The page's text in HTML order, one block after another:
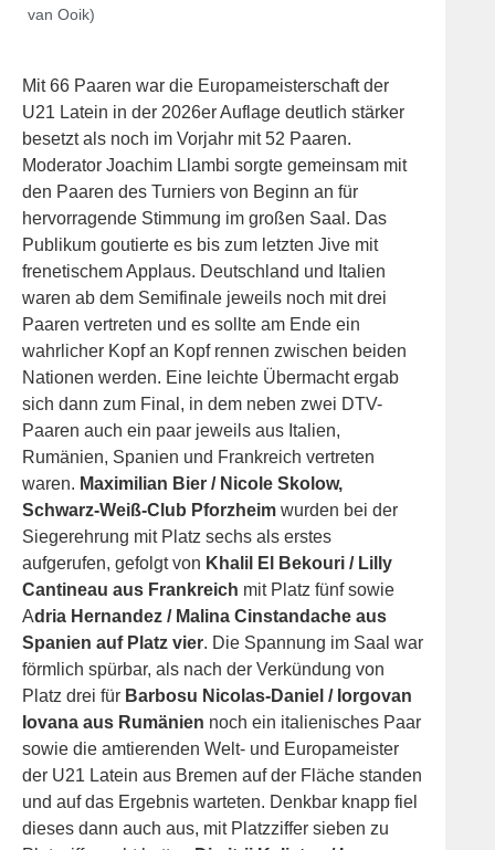
van Ooik)
Mit 66 Paaren war die Europameisterschaft der
U21 Latein in der 2026er Auflage deutlich stärker
besetzt als noch im Vorjahr mit 52 Paaren.
Moderator Joachim Llambi sorgte gemeinsam mit
den Paaren des Turniers von Beginn an für
hervorragende Stimmung im großen Saal. Das
Publikum goutierte es bis zum letzten Jive mit
frenetischem Applaus. Deutschland und Italien
waren ab dem Semifinale jeweils noch mit drei
Paaren vertreten und es sollte am Ende ein
wahrlicher Kopf an Kopf rennen zwischen beiden
Nationen werden. Eine leichte Übermacht ergab
sich dann zum Final, in dem neben zwei DTV-
Paaren auch ein paar jeweils aus Italien,
Rumänien, Spanien und Frankreich vertreten
waren. Maximilian Bier / Nicole Skolow,
Schwarz-Weiß-Club Pforzheim wurden bei der
Siegerehrung mit Platz sechs als erstes
aufgerufen, gefolgt von Khalil El Bekouri / Lilly
Cantineau aus Frankreich mit Platz fünf sowie
Adria Hernandez / Malina Cinstandache aus
Spanien auf Platz vier . Die Spannung im Saal war
förmlich spürbar, als nach der Verkündung von
Platz drei für Barbosu Nicolas-Daniel / Iorgovan
Iovana aus Rumänien noch ein italienisches Paar
sowie die amtierenden Welt- und Europameister
der U21 Latein aus Bremen auf der Fläche standen
und auf das Ergebnis warteten. Denkbar knapp fiel
dieses dann auch aus, mit Platzziffer sieben zu